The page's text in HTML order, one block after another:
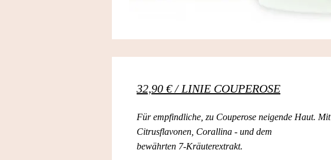
32,90 € / LINIE COUPEROSE
Für empfindliche, zu Couperose neigende Haut. Mit
Citrusflavonen, Corallina - und dem
bewährten 7-Kräuterextrakt.